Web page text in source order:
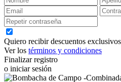
Quiero recibir descuentos
Ver los términos y condiciones
Finalizar registro
o iniciar sesión